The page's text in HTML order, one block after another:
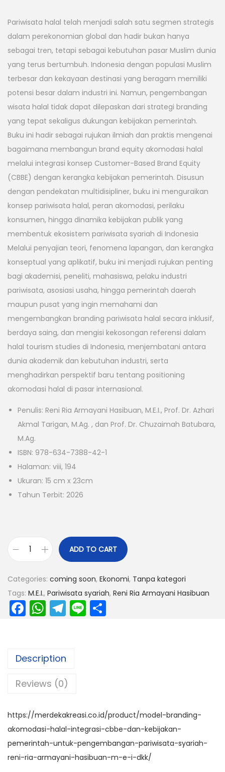
Pariwisata halal telah menjadi salah satu segmen strategis
dalam perekonomian global dan hadir bukan hanya
sebagai tren, tetapi sebagai kebutuhan pasar Muslim dunia
yang terus bertumbuh. Indonesia dengan populasi Muslim
terbesar dan kekayaan destinasi yang beragam memiliki
potensi besar dalam industri ini. Namun, pengembangan
wisata halal tidak dapat dilepaskan dari strategi branding
yang tepat sekaligus dukungan kebijakan pemerintah.
Buku ini hadir sebagai rujukan ilmiah dan praktis mengenai
bagaimana membangun brand equity akomodasi halal
melalui integrasi konsep Customer-Based Brand Equity
(CBBE) dengan kerangka kebijakan pemerintah. Disusun
dengan pendekatan multidisipliner, buku ini menguraikan
konsep pariwisata halal, peran akomodasi, perilaku
konsumen, hingga dinamika kebijakan publik yang
membentuk ekosistem pariwisata syariah di Indonesia
Melalui penyajian teori, fenomena lapangan, dan kerangka
konseptual yang aplikatif, buku ini menjadi rujukan penting
bagi akademisi, peneliti, mahasiswa, pelaku industri
pariwisata, asosiasi usaha, hingga pemerintah daerah
maupun pusat yang ingin memahami dan
mengembangkan branding pariwisata halal secara inklusif,
berdaya saing, dan mengisi kekosongan referensi dalam
halal tourism studies di Indonesia, menjembatani antara
dunia akademik dan kebutuhan industri, serta
menghadirkan perspektif baru tentang positioning
akomodasi halal di pasar internasional.
Penulis: Reni Ria Armayani Hasibuan, M.E.I., Prof. Dr. Azhari
Akmal Tarigan, M.Ag. , dan Prof. Dr. Chuzaimah Batubara,
M.Ag.
ISBN: 978-634-7388-42-1
Halaman: viii, 194
Ukuran: 15 cm x 23cm
Tahun Terbit: 2026
ADD TO CART
Categories: coming soon, Ekonomi, Tanpa kategori
Tags: M.E.I., Pariwisata syariah, Reni Ria Armayani Hasibuan
F
e
o
o
k
W
ts
A
p
T
m
Li
Description
Reviews (0)
https://merdekakreasi.co.id/product/model-branding-
akomodasi-halal-integrasi-cbbe-dan-kebijakan-
pemerintah-untuk-pengembangan-pariwisata-syariah-
reni-ria-armayani-hasibuan-m-e-i-dkk/